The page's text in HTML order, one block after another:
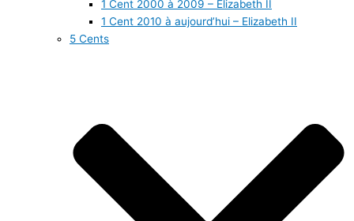
1 Cent 2000 à 2009 – Elizabeth II
1 Cent 2010 à aujourd’hui – Elizabeth II
5 Cents